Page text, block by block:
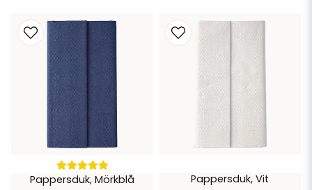
Pappersduk, Mörkblå Pappersduk, Vit